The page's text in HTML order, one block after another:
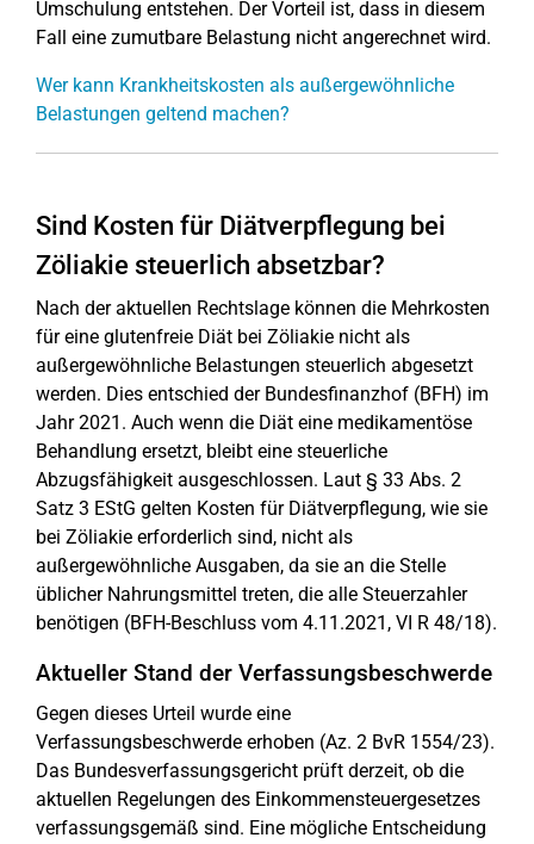
Umschulung entstehen. Der Vorteil ist, dass in diesem
Fall eine zumutbare Belastung nicht angerechnet wird.
Wer kann Krankheitskosten als außergewöhnliche
Belastungen geltend machen?
Sind Kosten für Diätverpflegung bei
Zöliakie steuerlich absetzbar?
Nach der aktuellen Rechtslage können die Mehrkosten
für eine glutenfreie Diät bei Zöliakie nicht als
außergewöhnliche Belastungen steuerlich abgesetzt
werden. Dies entschied der Bundesfinanzhof (BFH) im
Jahr 2021. Auch wenn die Diät eine medikamentöse
Behandlung ersetzt, bleibt eine steuerliche
Abzugsfähigkeit ausgeschlossen. Laut § 33 Abs. 2
Satz 3 EStG gelten Kosten für Diätverpflegung, wie sie
bei Zöliakie erforderlich sind, nicht als
außergewöhnliche Ausgaben, da sie an die Stelle
üblicher Nahrungsmittel treten, die alle Steuerzahler
benötigen (BFH-Beschluss vom 4.11.2021, VI R 48/18).
Aktueller Stand der Verfassungsbeschwerde
Gegen dieses Urteil wurde eine
Verfassungsbeschwerde erhoben (Az. 2 BvR 1554/23).
Das Bundesverfassungsgericht prüft derzeit, ob die
aktuellen Regelungen des Einkommensteuergesetzes
verfassungsgemäß sind. Eine mögliche Entscheidung